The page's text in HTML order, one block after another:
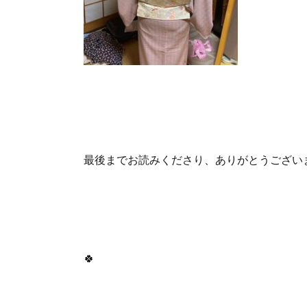
最後までお読みくださり、ありがとうござい
🍀